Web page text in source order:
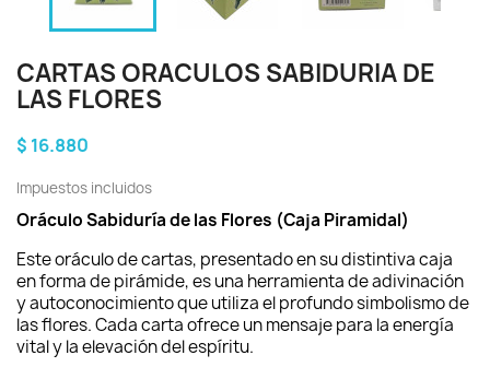
CARTAS ORACULOS SABIDURIA DE
LAS FLORES
$ 16.880
Impuestos incluidos
Oráculo Sabiduría de las Flores (Caja Piramidal)
Este oráculo de cartas, presentado en su distintiva caja
en forma de pirámide, es una herramienta de adivinación
y autoconocimiento que utiliza el profundo simbolismo de
las flores. Cada carta ofrece un mensaje para la energía
vital y la elevación del espíritu.